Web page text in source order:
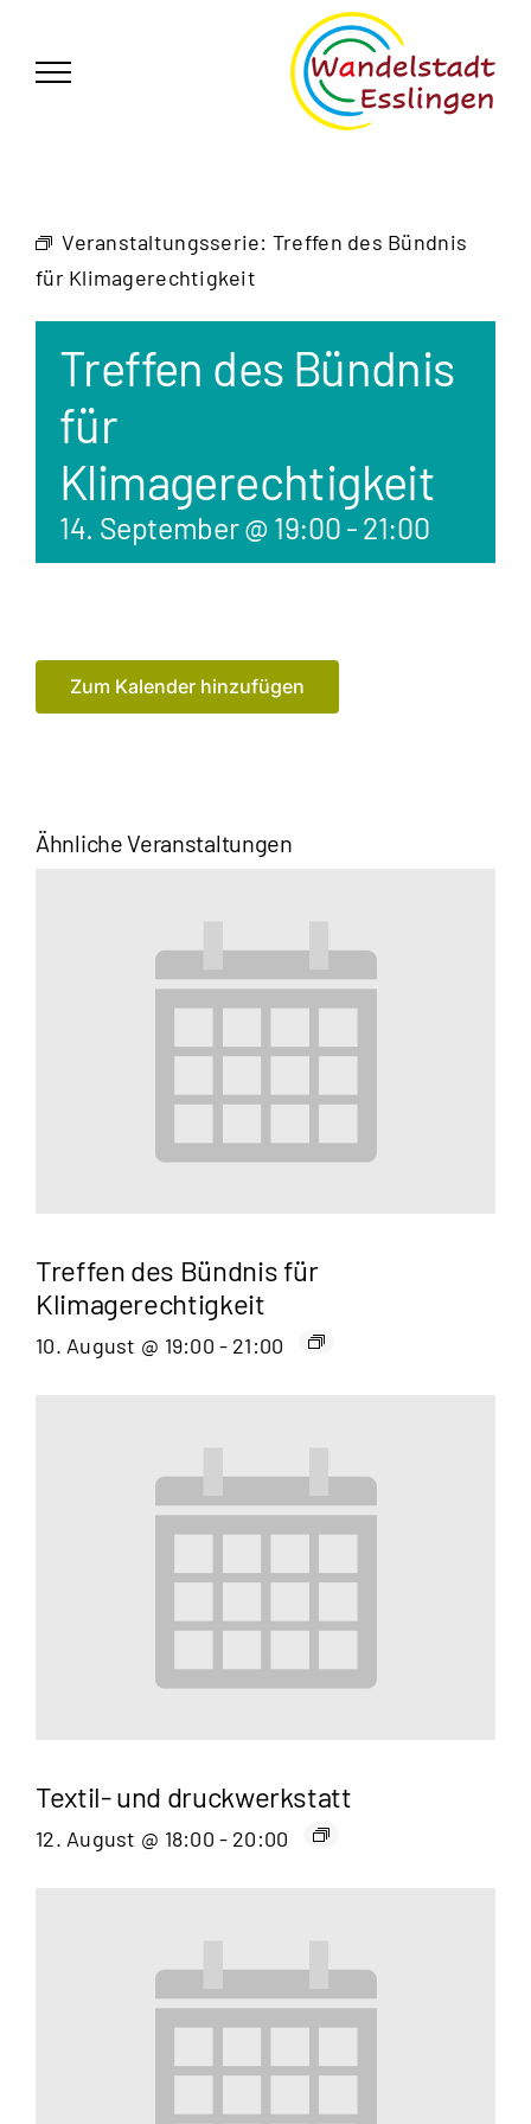
springen
Veranstaltungsserie: Treffen des Bündnis
für Klimagerechtigkeit
Treffen des Bündnis
für
Klimagerechtigkeit
14. September @ 19:00 - 21:00
Zum Kalender hinzufügen
Ähnliche Veranstaltungen
Treffen des Bündnis für
Klimagerechtigkeit
10. August @ 19:00 - 21:00
Textil- und druckwerkstatt
12. August @ 18:00 - 20:00